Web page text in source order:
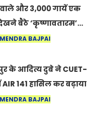
और 3,000 गायें एक
बैठे ‘कृष्णावतारम’…
में दिखा ऐसा नज़ारा कि
हैं”
BAJPAI
के आदित्य दुबे ने CUET-
141 हासिल कर बढ़ाया
मान BAJPAI